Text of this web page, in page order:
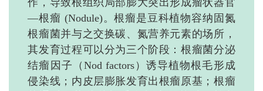
作，导致根组织局部膨大突出形成瘤状器官
—根瘤 (Nodule)。根瘤是豆科植物容纳固氮
根瘤菌并与之交换碳、氮营养元素的场所，
其发育过程可以分为三个阶段：根瘤菌分泌
结瘤因子（Nod factors）诱导植物根毛形成
侵染线；内皮层膨胀发育出根瘤原基；根瘤